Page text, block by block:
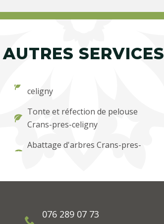
AUTRES SERVICES
celigny
Tonte et réfection de pelouse
Crans-pres-celigny
Abattage d'arbres Crans-pres-
076 289 07 73